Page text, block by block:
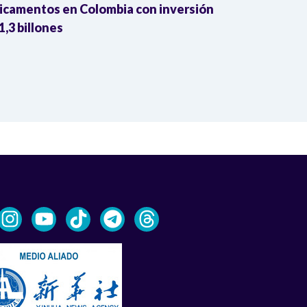
en Colombia con inversión
billones